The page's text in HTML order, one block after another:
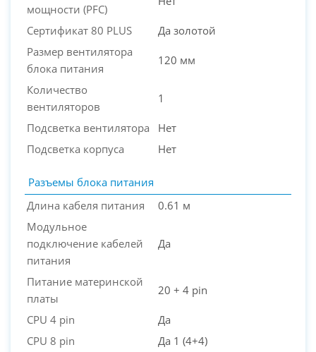
мощности (PFC)
Сертификат 80 PLUS
Да золотой
Размер вентилятора
блока питания
120 мм
Количество
вентиляторов
1
Подсветка вентилятора
Нет
Подсветка корпуса
Нет
Разъемы блока питания
Длина кабеля питания
0.61 м
Модульное
подключение кабелей
питания
Да
Питание материнской
платы
20 + 4 pin
CPU 4 pin
Да
CPU 8 pin
Да 1 (4+4)